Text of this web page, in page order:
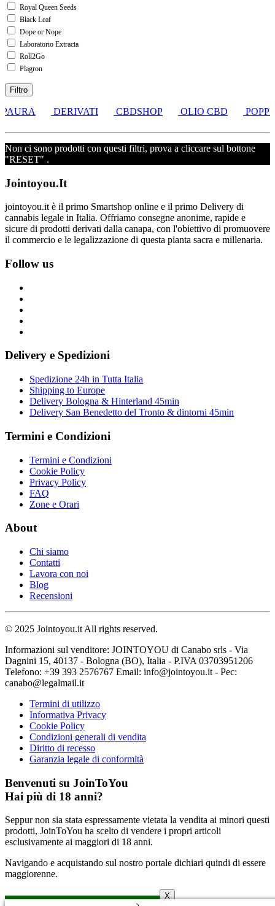
Royal Queen Seeds
Black Leaf
Dope or Nope
Laboratorio Extracta
Roll2Go
Plagron
Filtro
DERIVATI CBDSHOP OLIO CBD
Non ci sono prodotti con questi filtri, prova a cliccare sul bottone
"RESET" .
Jointoyou.It
jointoyou.it è il primo Smartshop online e il primo Delivery di
cannabis legale in Italia. Offriamo consegne anonime, rapide e
sicure di prodotti derivati dalla canapa, con l'obiettivo di promuovere
il commercio e le legalizzazione di questa pianta sacra e millenaria.
Follow us
Delivery e Spedizioni
Spedizione 24h in Tutta Italia
Shipping to Europe
Delivery Bologna & Hinterland 45min
Delivery San Benedetto del Tronto & dintorni 45min
Termini e Condizioni
Termini e Condizioni
Cookie Policy
Privacy Policy
FAQ
Zone e Orari
About
Chi siamo
Contatti
Lavora con noi
Blog
Recensioni
© 2025 Jointoyou.it All rights reserved.
Informazioni sul venditore: JOINTOYOU di Canabo srls - Via
Dagnini 15, 40137 - Bologna (BO), Italia - P.IVA 03703951206
Telefono: ‪+39 393 2576767‬ Email: info@jointoyou.it - Pec:
canabo@legalmail.it
Termini di utilizzo
Informativa Privacy
Cookie Policy
Condizioni generali di vendita
Diritto di recesso
Garanzia legale di conformità
Benvenuti su JoinToYou
Hai più di 18 anni?
Seppur non sia stata espressamente vietata la vendita ai minori questi
prodotti, JoinToYou ha scelto di vendere i propri articoli
esclusivamente ai maggiori di 18 anni.
Navigando e acquistando sul nostro portale dichiari quindi di essere
maggiorenne.
X